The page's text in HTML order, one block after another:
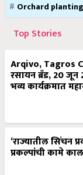
Orchard
Top Stories
Arqivo, Tagros
रसायन ब्रँड, 20 जून
भव्य कार्यक्रमात
‘राज्यातील सिंचन
प्रकल्पांची कामे